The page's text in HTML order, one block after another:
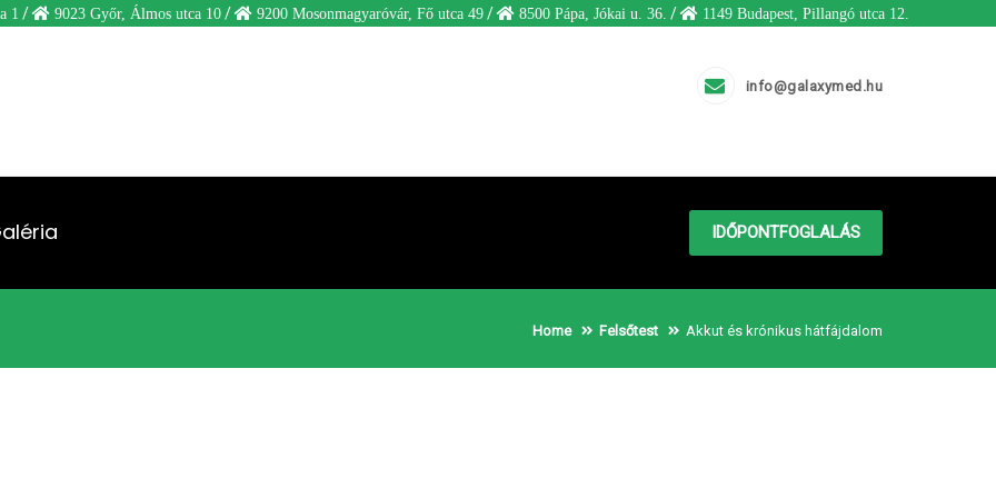
1 / 9023 Győr, Álmos utca 10/ 9200 Mosonmagyaróvár, Fő utca 49/ 8500 Pápa, Jókai u. 36. / 1149 Budapest, Pillangó utca 12.
info@galaxymed.hu
IDŐPONTFOGLALÁS
Home Felsőtest Akkut és krónikus hátfájdalom